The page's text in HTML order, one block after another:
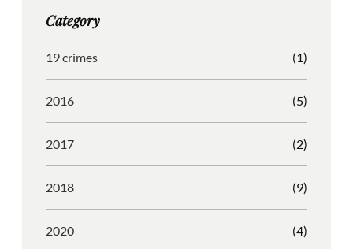
r
m
o
Category
19 crimes (1)
2016 (5)
2017 (2)
2018 (9)
2020 (4)